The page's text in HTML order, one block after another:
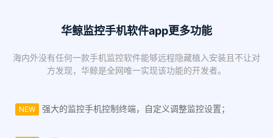
华鲸监控手机软件app更多功能
海内外没有任何一款手机监控软件能够远程隐藏植入安装且不让对
方发现，华鲸是全网唯一实现该功能的开发者。
NEW 强大的监控手机控制终端，自定义调整监控设置；